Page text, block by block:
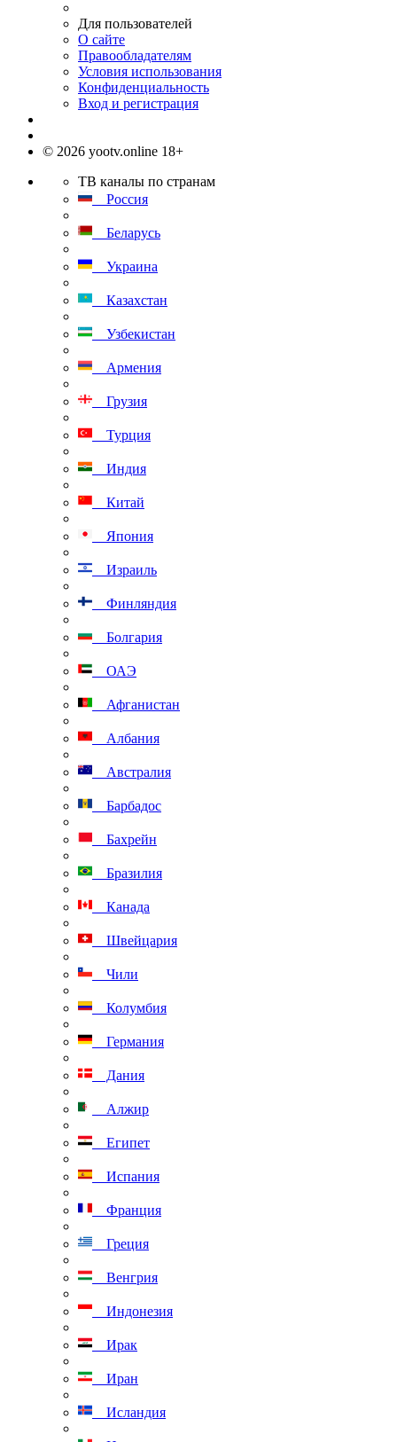
Для пользователей
О сайте
Правообладателям
Условия использования
Конфиденциальность
Вход и регистрация
© 2026 yootv.online 18+
ТВ каналы по странам
Россия
Беларусь
Украина
Казахстан
Узбекистан
Армения
Грузия
Турция
Индия
Китай
Япония
Израиль
Финляндия
Болгария
ОАЭ
Афганистан
Албания
Австралия
Барбадос
Бахрейн
Бразилия
Канада
Швейцария
Чили
Колумбия
Германия
Дания
Алжир
Египет
Испания
Франция
Греция
Венгрия
Индонезия
Ирак
Иран
Исландия